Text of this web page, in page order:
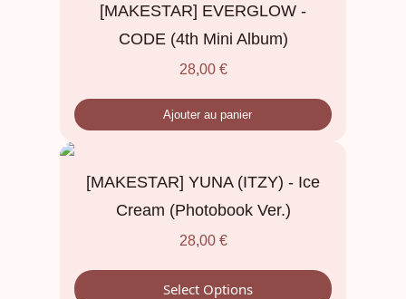
[MAKESTAR] EVERGLOW -
CODE (4th Mini Album)
28,00 €
Ajouter au panier
[MAKESTAR] YUNA (ITZY) - Ice
Cream (Photobook Ver.)
28,00 €
Select Options